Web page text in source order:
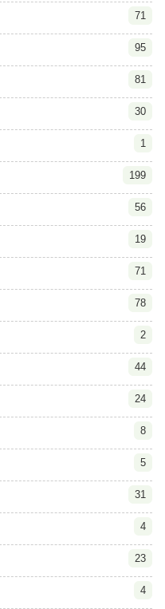
71
95
81
30
1
199
56
19
71
78
2
44
24
8
5
31
4
23
4